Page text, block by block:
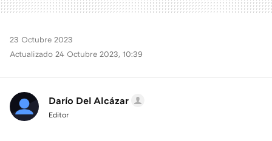
23 Octubre 2023
Actualizado 24 Octubre 2023, 10:39
Darío Del Alcázar
Editor